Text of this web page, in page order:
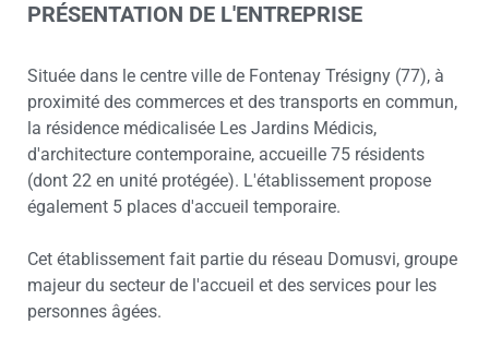
PRÉSENTATION DE L'ENTREPRISE
Située dans le centre ville de Fontenay Trésigny (77), à
proximité des commerces et des transports en commun,
la résidence médicalisée Les Jardins Médicis,
d'architecture contemporaine, accueille 75 résidents
(dont 22 en unité protégée). L'établissement propose
également 5 places d'accueil temporaire.
Cet établissement fait partie du réseau Domusvi, groupe
majeur du secteur de l'accueil et des services pour les
personnes âgées.